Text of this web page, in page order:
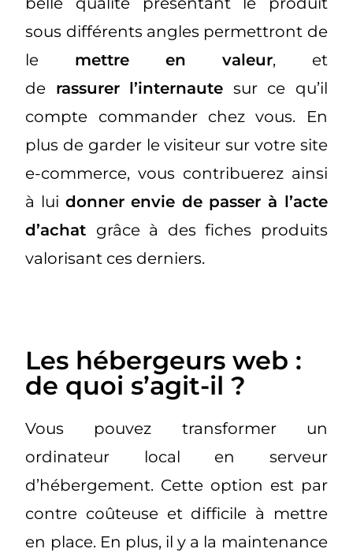
sous différents angles permettront de
le mettre en valeur, et
de rassurer l’internaute sur ce qu’il
compte commander chez vous. En
plus de garder le visiteur sur votre site
e-commerce, vous contribuerez ainsi
à lui donner envie de passer à l’acte
d’achat grâce à des fiches produits
valorisant ces derniers.
Les hébergeurs web :
de quoi s’agit-il ?
Vous pouvez transformer un
ordinateur local en serveur
d’hébergement. Cette option est par
contre coûteuse et difficile à mettre
en place. En plus, il y a la maintenance